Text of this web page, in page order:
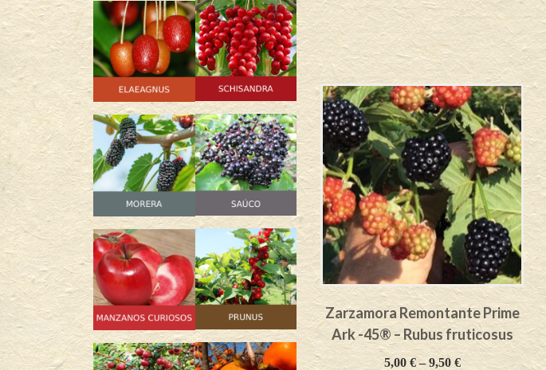
Zarzamora Remontante Prime
Ark -45® – Rubus fruticosus
5,00 €–9,50€